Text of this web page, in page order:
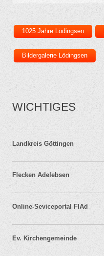
1025 Jahre Lödingsen
Bildergalerie Lödingsen
WICHTIGES
Landkreis Göttingen
Flecken Adelebsen
Online-Seviceportal FlAd
Ev. Kirchengemeinde